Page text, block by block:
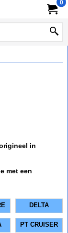
0
in
met een
DELTA
PT CRUISER